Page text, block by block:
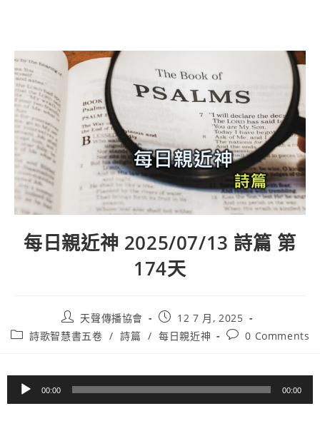
每日親近神 2025/07/13 詩篇 第
174天
天聲傳播協會
12 7 月, 2025
詩歌智慧書五卷 / 詩篇 / 每日親近神 0 Comments
訊
00:00 00:00